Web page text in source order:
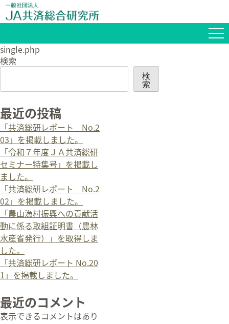
single.php
検索
検
索
最近の投稿
「共済総研レポート No.2
03」を掲載しました。
「令和７年度ＪＡ共済総研
セミナー特集号」を掲載し
ました。
「共済総研レポート No.2
02」を掲載しました。
「農山漁村振興への貢献活
動に係る取組証明書（農林
水産省発行）」を取得しま
した。
「共済総研レポート No.20
1」を掲載しました。
最近のコメント
表示できるコメントはあり